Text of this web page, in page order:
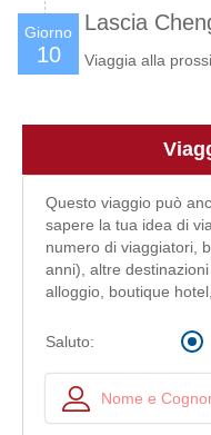
Giorno
10
Lascia
Viaggia alla
Questo viaggio può
sapere la tua idea di
numero di viaggiatori,
anni), altre
alloggio, boutique
Saluto: